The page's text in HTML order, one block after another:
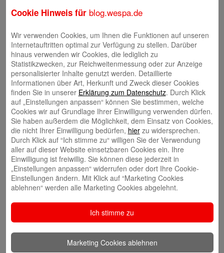
Eva Bläsen
Tina Blatz-Ruhnau
Annette Butzke
Ninia Käckenmester
Cookie Hinweis für blog.wespa.de
Wir verwenden Cookies, um Ihnen die Funktionen auf unseren
Internetauftritten optimal zur Verfügung zu stellen. Darüber
hinaus verwenden wir Cookies, die lediglich zu
Statistikzwecken, zur Reichweitenmessung oder zur Anzeige
personalisierter Inhalte genutzt werden. Detaillierte
Informationen über Art, Herkunft und Zweck dieser Cookies
finden Sie in unserer Erklärung zum Datenschutz. Durch Klick
auf „Einstellungen anpassen“ können Sie bestimmen, welche
Cookies wir auf Grundlage Ihrer Einwilligung verwenden dürfen.
Sie haben außerdem die Möglichkeit, dem Einsatz von Cookies,
die nicht Ihrer Einwilligung bedürfen, hierzu widersprechen.
Durch Klick auf “Ich stimme zu“ willigen Sie der Verwendung
aller auf dieser Website einsetzbaren Cookies ein. Ihre
Einwilligung ist freiwillig. Sie können diese jederzeit in
„Einstellungen anpassen“ widerrufen oder dort Ihre Cookie-
Einstellungen ändern. Mit Klick auf “Marketing Cookies
ablehnen“ werden alle Marketing Cookies abgelehnt.
Ich stimme zu
Marketing Cookies ablehnen